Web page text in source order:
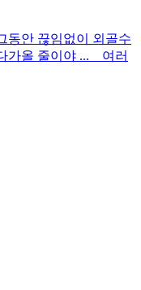
안 끊임없이 외골수
가올 줄이야 ... 여러